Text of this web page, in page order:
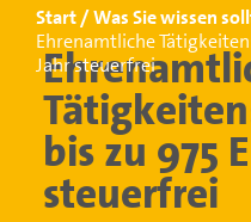
Start
Was Sie wissen
Ehrenamtliche
Jahr steuerfrei
bis zu 975
steuerfrei